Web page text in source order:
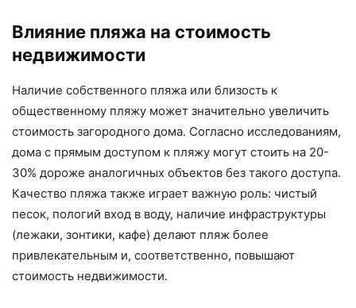
Влияние пляжа на стоимость
недвижимости
Наличие собственного пляжа или близость к
общественному пляжу может значительно увеличить
стоимость загородного дома. Согласно исследованиям,
дома с прямым доступом к пляжу могут стоить на 20-
30% дороже аналогичных объектов без такого доступа.
Качество пляжа также играет важную роль: чистый
песок, пологий вход в воду, наличие инфраструктуры
(лежаки, зонтики, кафе) делают пляж более
привлекательным и, соответственно, повышают
стоимость недвижимости.